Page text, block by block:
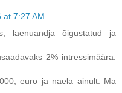
at 7:27 AM
laenuandja õigustatud ja
2% intressimäära.
euro ja naela ainult. Ma